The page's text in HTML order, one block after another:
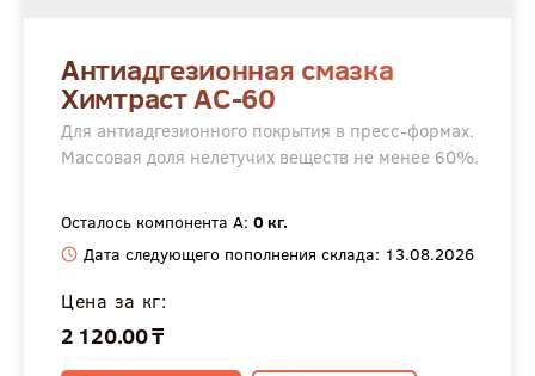
Антиадгезионная смазка
Химтраст АС-60
Для антиадгезионного покрытия в пресс-формах.
Массовая доля нелетучих веществ не менее 60%.
Осталось компонента А: 0 кг.
Дата следующего пополнения склада: 13.08.2026
Цена за кг:
2 120.00 ₸